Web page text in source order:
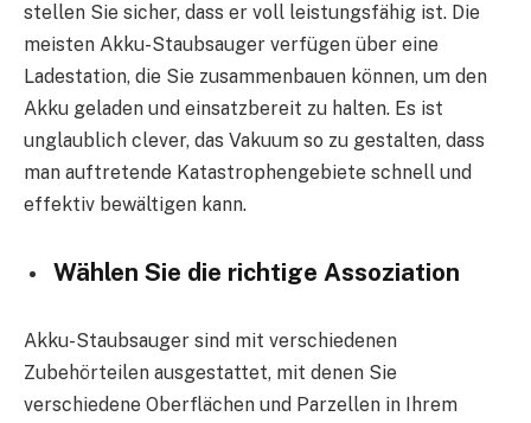
stellen Sie sicher, dass er voll leistungsfähig ist. Die
meisten Akku-Staubsauger verfügen über eine
Ladestation, die Sie zusammenbauen können, um den
Akku geladen und einsatzbereit zu halten. Es ist
unglaublich clever, das Vakuum so zu gestalten, dass
man auftretende Katastrophengebiete schnell und
effektiv bewältigen kann.
Wählen Sie die richtige Assoziation
Akku-Staubsauger sind mit verschiedenen
Zubehörteilen ausgestattet, mit denen Sie
verschiedene Oberflächen und Parzellen in Ihrem